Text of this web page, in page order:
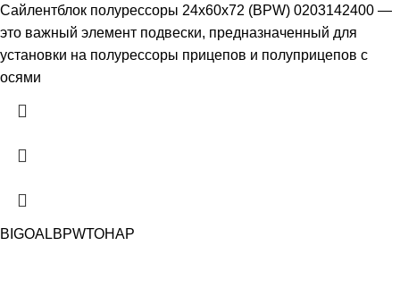
Сайлентблок полурессоры 24х60х72 (BPW) 0203142400 —
это важный элемент подвески, предназначенный для
установки на полурессоры прицепов и полуприцепов с
осями
BIGOALBPWТОНАР